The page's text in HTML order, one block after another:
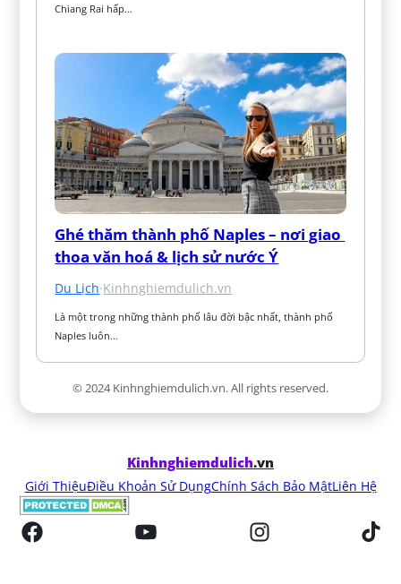
Chiang Rai hấp…
Ghé thăm thành phố Naples – nơi giao
thoa văn hoá & lịch sử nước Ý
Du Lịch·Kinhnghiemdulich.vn
Là một trong những thành phố lâu đời bậc nhất, thành phố
Naples luôn…
© 2024 Kinhnghiemdulich.vn. All rights reserved.
Kinhnghiemdulich.vn
Giới ThiệuĐiều Khoản Sử DụngChính Sách Bảo MậtLiên Hệ